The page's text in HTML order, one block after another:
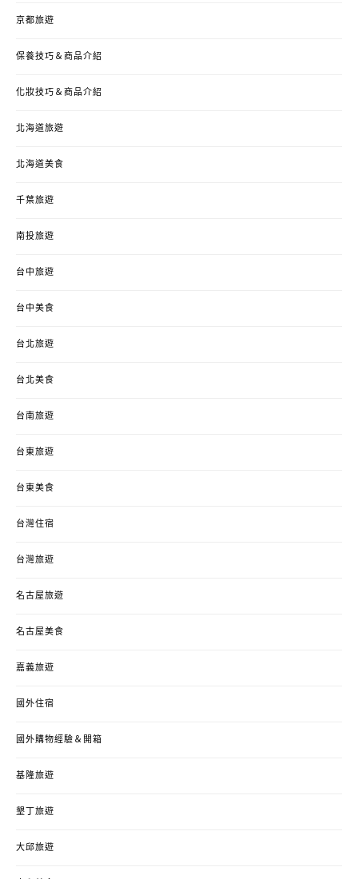
京都旅遊
保養技巧＆商品介紹
化妝技巧＆商品介紹
北海道旅遊
北海道美食
千葉旅遊
南投旅遊
台中旅遊
台中美食
台北旅遊
台北美食
台南旅遊
台東旅遊
台東美食
台灣住宿
台灣旅遊
名古屋旅遊
名古屋美食
嘉義旅遊
國外住宿
國外購物經驗＆開箱
基隆旅遊
墾丁旅遊
大邱旅遊